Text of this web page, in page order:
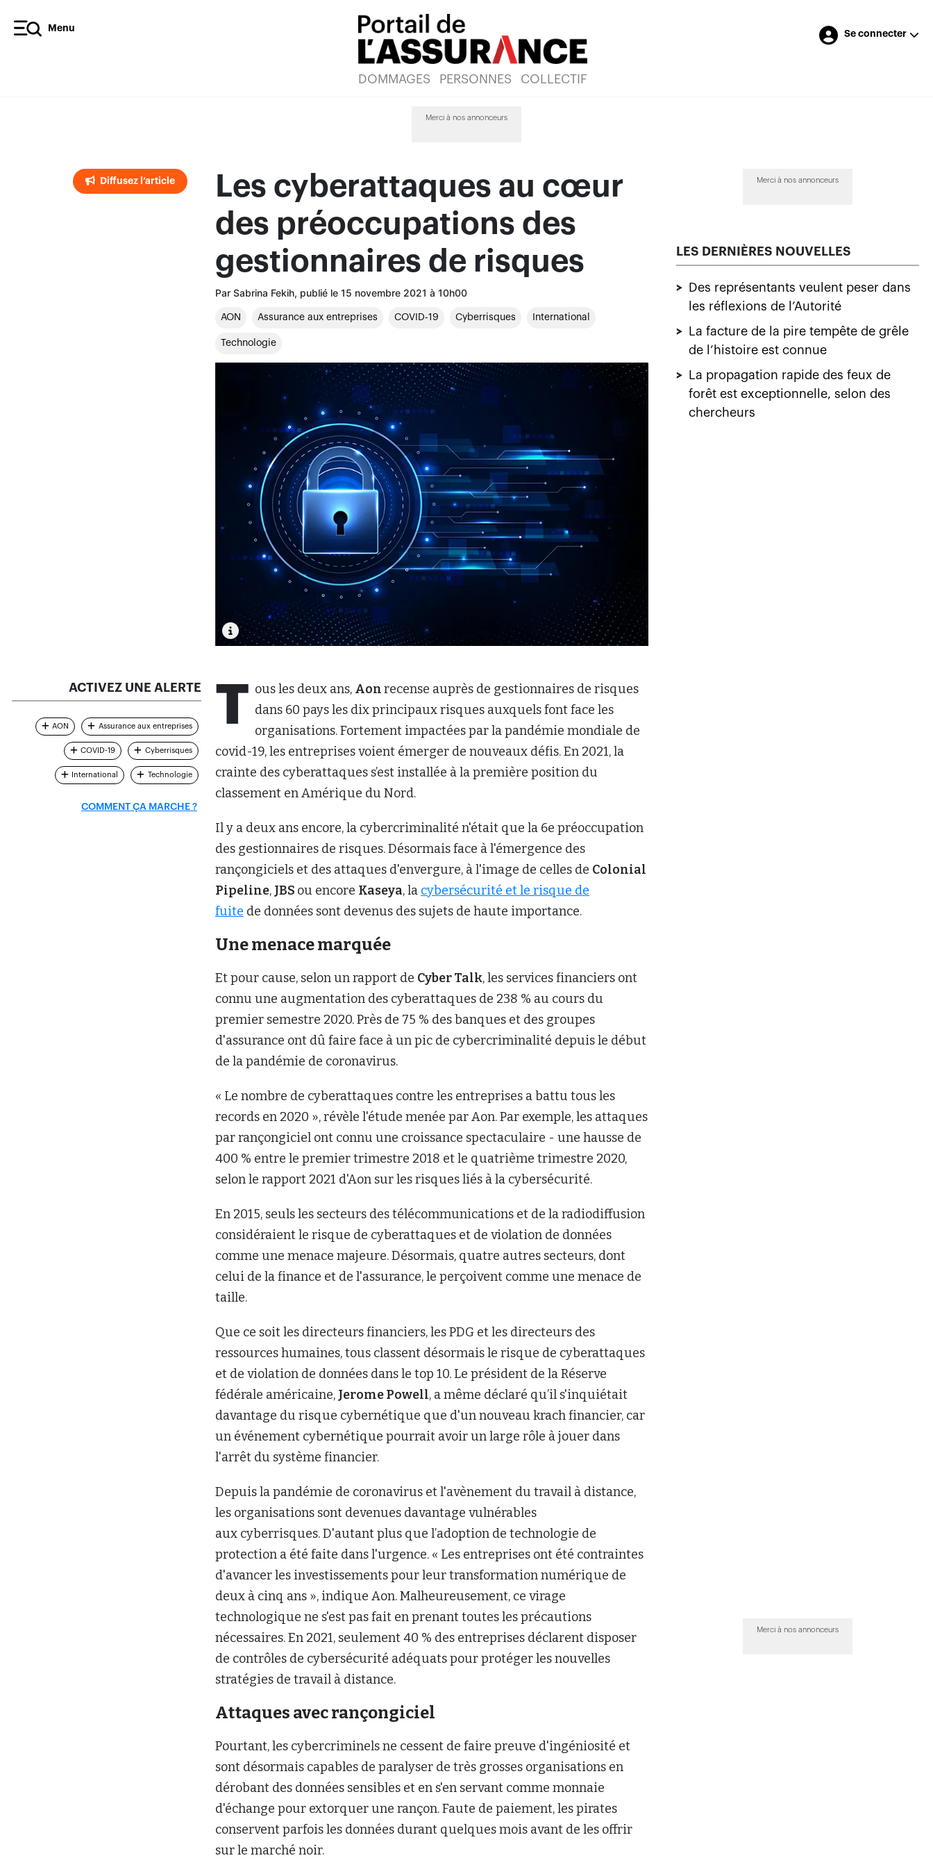
Menu
DOMMAGES PERSONNES COLLECTIF
Se connecter
Merci à nos annonceurs
Diffusez l’article
Les cyberattaques au cœur
des préoccupations des
gestionnaires de risques
Par Sabrina Fekih, publié le 15 novembre 2021 à 10h00
AON Assurance aux entreprises COVID-19 Cyberrisques International
Technologie
T ous les deux ans, Aonrecense auprès de gestionnaires de risques
dans 60 pays les dix principaux risques auxquels font face les
organisations. Fortement impactées par la pandémie mondiale de
covid-19, les entreprises voient émerger de nouveaux défis. En 2021, la
crainte des cyberattaques s’est installée à la première position du
classement en Amérique du Nord.
Il y a deux ans encore, la cybercriminalité n'était que la 6e préoccupation
des gestionnaires de risques. Désormais face à l'émergence des
rançongiciels et des attaques d'envergure, à l'image de celles de Colonial
Pipeline, JBS ou encore Kaseya, la cybersécurité et le risque de
fuite de données sont devenus des sujets de haute importance.
Une menace marquée
Et pour cause, selon un rapport de Cyber Talk, les services financiers ont
connu une augmentation des cyberattaques de 238 % au cours du
premier semestre 2020. Près de 75 % des banques et des groupes
d'assurance ont dû faire face à un pic de cybercriminalité depuis le début
de la pandémie de coronavirus.
« Le nombre de cyberattaques contre les entreprises a battu tous les
records en 2020 », révèle l'étude menée par Aon. Par exemple, les attaques
par rançongiciel ont connu une croissance spectaculaire - une hausse de
400 % entre le premier trimestre 2018 et le quatrième trimestre 2020,
selon le rapport 2021 d'Aon sur les risques liés à la cybersécurité.
En 2015, seuls les secteurs des télécommunications et de la radiodiffusion
considéraient le risque de cyberattaques et de violation de données
comme une menace majeure. Désormais, quatre autres secteurs, dont
celui de la finance et de l'assurance, le perçoivent comme une menace de
taille.
Que ce soit les directeurs financiers, les PDG et les directeurs des
ressources humaines, tous classent désormais le risque de cyberattaques
et de violation de données dans le top 10. Le président de la Réserve
fédérale américaine, Jerome Powell, a même déclaré qu’il s'inquiétait
davantage du risque cybernétique que d'un nouveau krach financier, car
un événement cybernétique pourrait avoir un large rôle à jouer dans
l'arrêt du système financier.
Depuis la pandémie de coronavirus et l'avènement du travail à distance,
les organisations sont devenues davantage vulnérables
aux cyberrisques. D'autant plus que l’adoption de technologie de
protection a été faite dans l'urgence. « Les entreprises ont été contraintes
d'avancer les investissements pour leur transformation numérique de
deux à cinq ans », indique Aon. Malheureusement, ce virage
technologique ne s'est pas fait en prenant toutes les précautions
nécessaires. En 2021, seulement 40 % des entreprises déclarent disposer
de contrôles de cybersécurité adéquats pour protéger les nouvelles
stratégies de travail à distance.
Attaques avec rançongiciel
Pourtant, les cybercriminels ne cessent de faire preuve d'ingéniosité et
sont désormais capables de paralyser de très grosses organisations en
dérobant des données sensibles et en s'en servant comme monnaie
d'échange pour extorquer une rançon. Faute de paiement, les pirates
conservent parfois les données durant quelques mois avant de les offrir
sur le marché noir.
ACTIVEZ UNE ALERTE
AON Assurance aux entreprises
COVID-19 Cyberrisques
International Technologie
COMMENT ÇA MARCHE ?
Merci à nos annonceurs
LES DERNIÈRES NOUVELLES
>
Des représentants veulent peser dans
les réflexions de l’Autorité
>
La facture de la pire tempête de grêle
de l’histoire est connue
>
La propagation rapide des feux de
forêt est exceptionnelle, selon des
chercheurs
Merci à nos annonceurs